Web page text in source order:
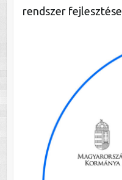
rendszer fejlesztése